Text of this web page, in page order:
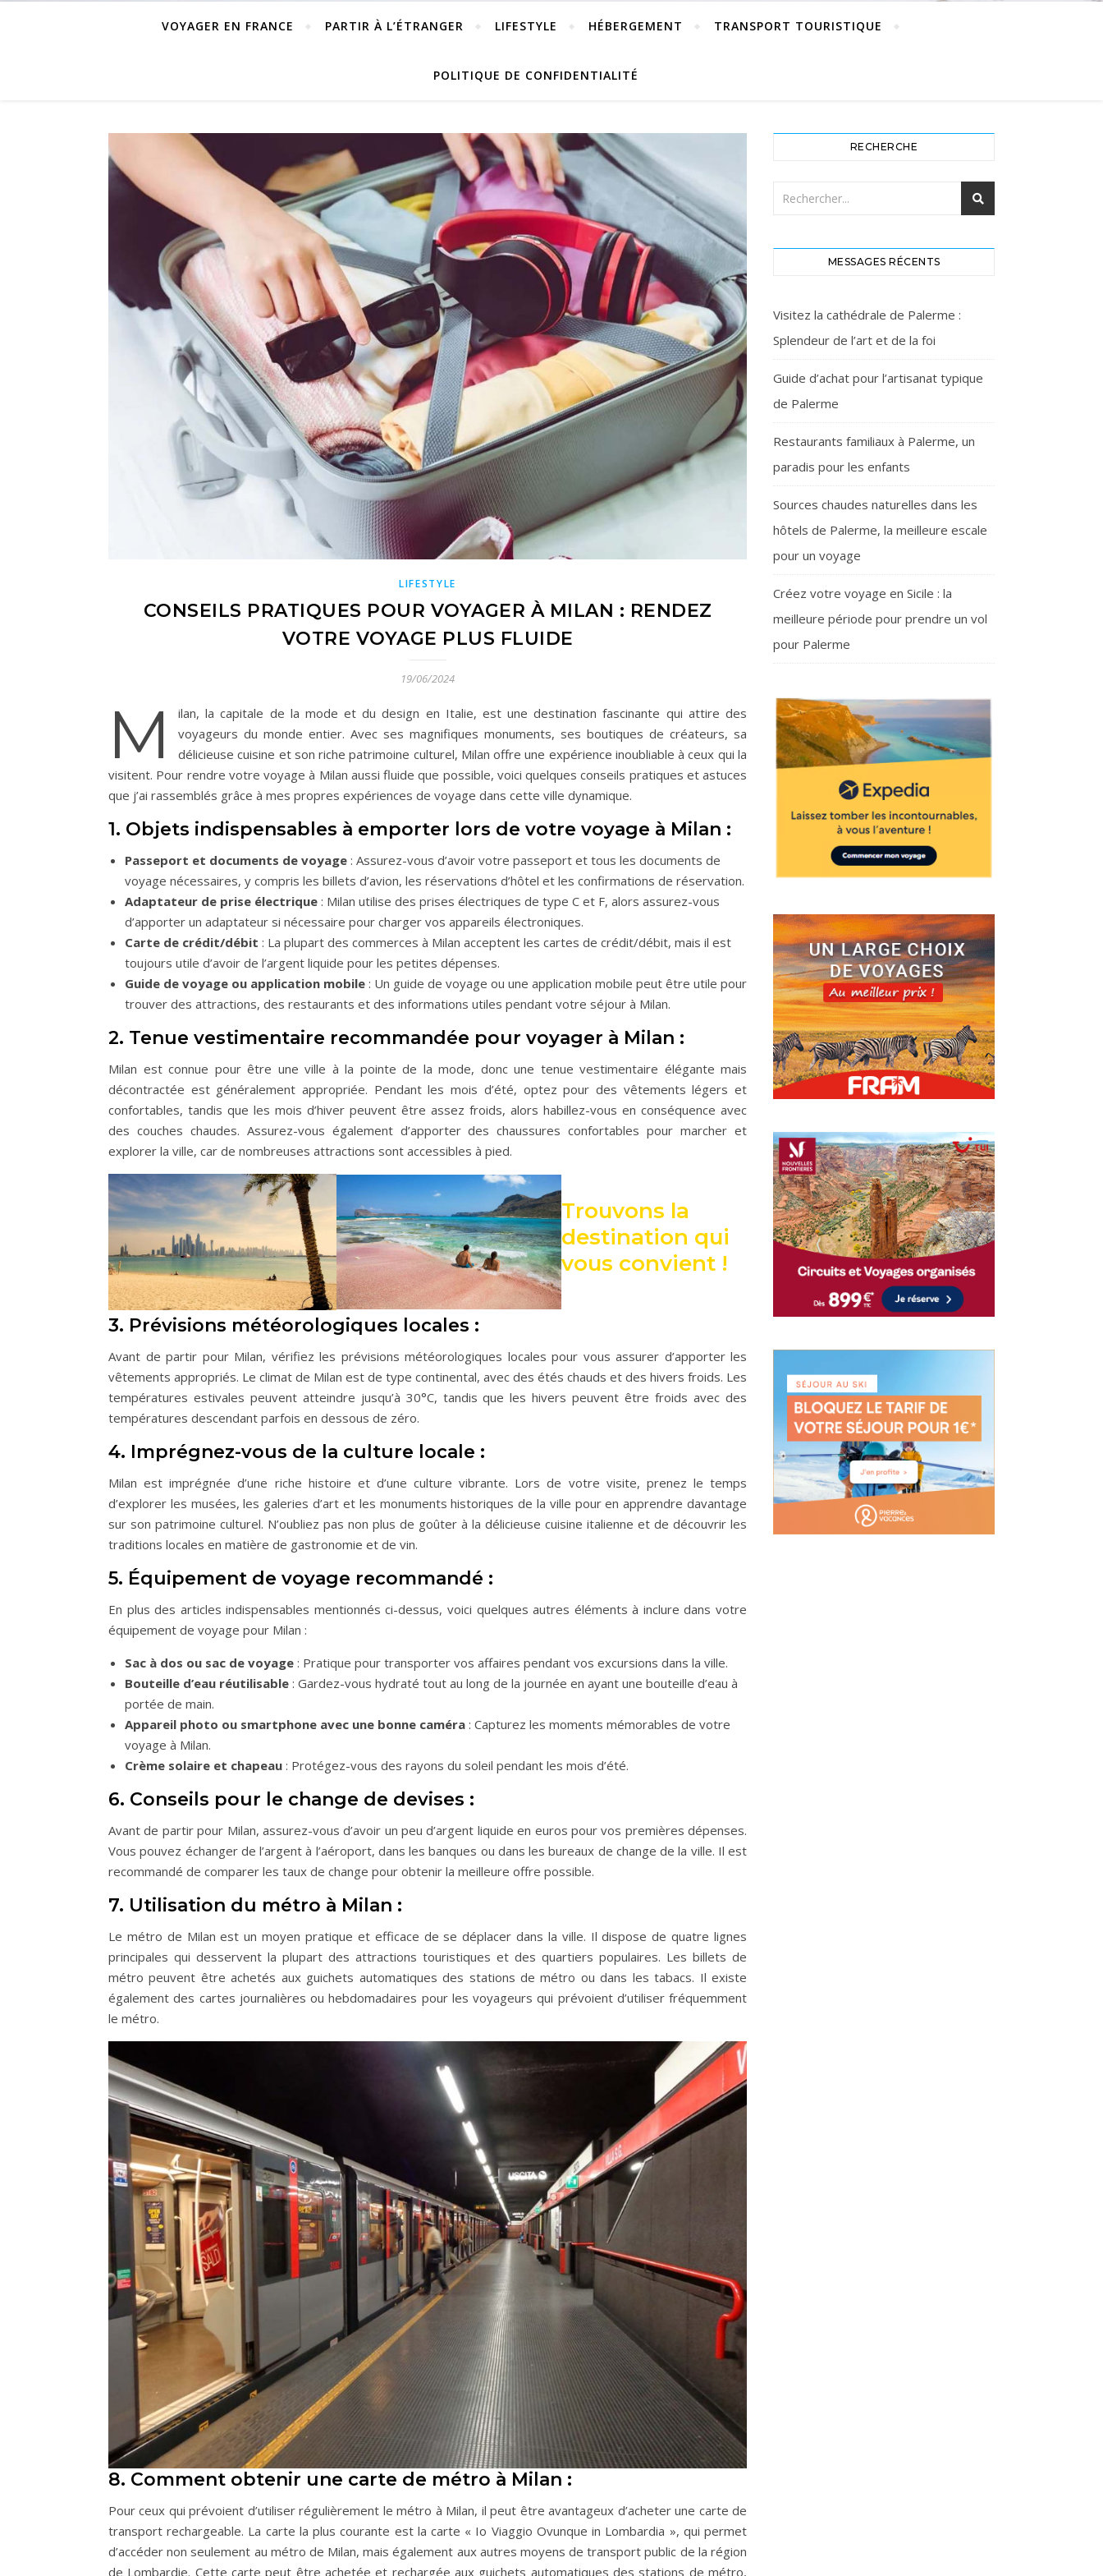
VOYAGER EN FRANCE PARTIR À L’ÉTRANGER LIFESTYLE HÉBERGEMENT TRANSPORT TOURISTIQUE
POLITIQUE DE CONFIDENTIALITÉ
LIFESTYLE
CONSEILS PRATIQUES POUR VOYAGER À MILAN : RENDEZ
VOTRE VOYAGE PLUS FLUIDE
19/06/2024
M
ilan, la capitale de la mode et du design en Italie, est une destination fascinante qui attire des
voyageurs du monde entier. Avec ses magnifiques monuments, ses boutiques de créateurs, sa
délicieuse cuisine et son riche patrimoine culturel, Milan offre une expérience inoubliable à ceux qui la
visitent. Pour rendre votre voyage à Milan aussi fluide que possible, voici quelques conseils pratiques et astuces
que j’ai rassemblés grâce à mes propres expériences de voyage dans cette ville dynamique.
1. Objets indispensables à emporter lors de votre voyage à Milan :
Passeport et documents de voyage : Assurez-vous d’avoir votre passeport et tous les documents de
voyage nécessaires, y compris les billets d’avion, les réservations d’hôtel et les confirmations de réservation.
Adaptateur de prise électrique : Milan utilise des prises électriques de type C et F, alors assurez-vous
d’apporter un adaptateur si nécessaire pour charger vos appareils électroniques.
Carte de crédit/débit : La plupart des commerces à Milan acceptent les cartes de crédit/débit, mais il est
toujours utile d’avoir de l’argent liquide pour les petites dépenses.
Guide de voyage ou application mobile : Un guide de voyage ou une application mobile peut être utile pour
trouver des attractions, des restaurants et des informations utiles pendant votre séjour à Milan.
2. Tenue vestimentaire recommandée pour voyager à Milan :
Milan est connue pour être une ville à la pointe de la mode, donc une tenue vestimentaire élégante mais
décontractée est généralement appropriée. Pendant les mois d’été, optez pour des vêtements légers et
confortables, tandis que les mois d’hiver peuvent être assez froids, alors habillez-vous en conséquence avec
des couches chaudes. Assurez-vous également d’apporter des chaussures confortables pour marcher et
explorer la ville, car de nombreuses attractions sont accessibles à pied.
Trouvons la
destination qui
vous convient !
3. Prévisions météorologiques locales :
Avant de partir pour Milan, vérifiez les prévisions météorologiques locales pour vous assurer d’apporter les
vêtements appropriés. Le climat de Milan est de type continental, avec des étés chauds et des hivers froids. Les
températures estivales peuvent atteindre jusqu’à 30°C, tandis que les hivers peuvent être froids avec des
températures descendant parfois en dessous de zéro.
4. Imprégnez-vous de la culture locale :
Milan est imprégnée d’une riche histoire et d’une culture vibrante. Lors de votre visite, prenez le temps
d’explorer les musées, les galeries d’art et les monuments historiques de la ville pour en apprendre davantage
sur son patrimoine culturel. N’oubliez pas non plus de goûter à la délicieuse cuisine italienne et de découvrir les
traditions locales en matière de gastronomie et de vin.
5. Équipement de voyage recommandé :
En plus des articles indispensables mentionnés ci-dessus, voici quelques autres éléments à inclure dans votre
équipement de voyage pour Milan :
Sac à dos ou sac de voyage : Pratique pour transporter vos affaires pendant vos excursions dans la ville.
Bouteille d’eau réutilisable : Gardez-vous hydraté tout au long de la journée en ayant une bouteille d’eau à
portée de main.
Appareil photo ou smartphone avec une bonne caméra : Capturez les moments mémorables de votre
voyage à Milan.
Crème solaire et chapeau : Protégez-vous des rayons du soleil pendant les mois d’été.
6. Conseils pour le change de devises :
Avant de partir pour Milan, assurez-vous d’avoir un peu d’argent liquide en euros pour vos premières dépenses.
Vous pouvez échanger de l’argent à l’aéroport, dans les banques ou dans les bureaux de change de la ville. Il est
recommandé de comparer les taux de change pour obtenir la meilleure offre possible.
7. Utilisation du métro à Milan :
Le métro de Milan est un moyen pratique et efficace de se déplacer dans la ville. Il dispose de quatre lignes
principales qui desservent la plupart des attractions touristiques et des quartiers populaires. Les billets de
métro peuvent être achetés aux guichets automatiques des stations de métro ou dans les tabacs. Il existe
également des cartes journalières ou hebdomadaires pour les voyageurs qui prévoient d’utiliser fréquemment
le métro.
8. Comment obtenir une carte de métro à Milan :
Pour ceux qui prévoient d’utiliser régulièrement le métro à Milan, il peut être avantageux d’acheter une carte de
transport rechargeable. La carte la plus courante est la carte « Io Viaggio Ovunque in Lombardia », qui permet
d’accéder non seulement au métro de Milan, mais également aux autres moyens de transport public de la région
de Lombardie. Cette carte peut être achetée et rechargée aux guichets automatiques des stations de métro,
RECHERCHE
MESSAGES RÉCENTS
Visitez la cathédrale de Palerme :
Splendeur de l’art et de la foi
Guide d’achat pour l’artisanat typique
de Palerme
Restaurants familiaux à Palerme, un
paradis pour les enfants
Sources chaudes naturelles dans les
hôtels de Palerme, la meilleure escale
pour un voyage
Créez votre voyage en Sicile : la
meilleure période pour prendre un vol
pour Palerme